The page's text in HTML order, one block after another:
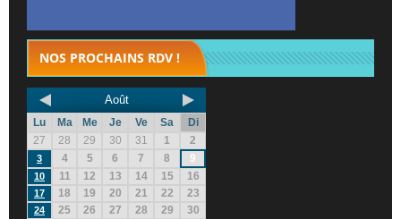
NOS PROCHAINS RDV !
Août
Lu Ma Me Je Ve Sa
Di
27
28 29 30 31 1 2
3 4 5 6 7 8 9
10 11 12 13 14 15 16
17 18 19 20 21 22 23
24 25 26 27 28 29 30